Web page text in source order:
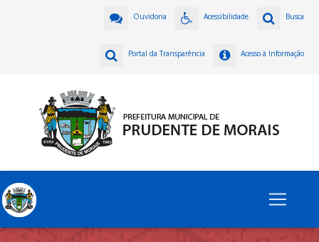
Busca
Acessibilidade
Ouvidoria
Acesso à Informação
Portal da Transparência